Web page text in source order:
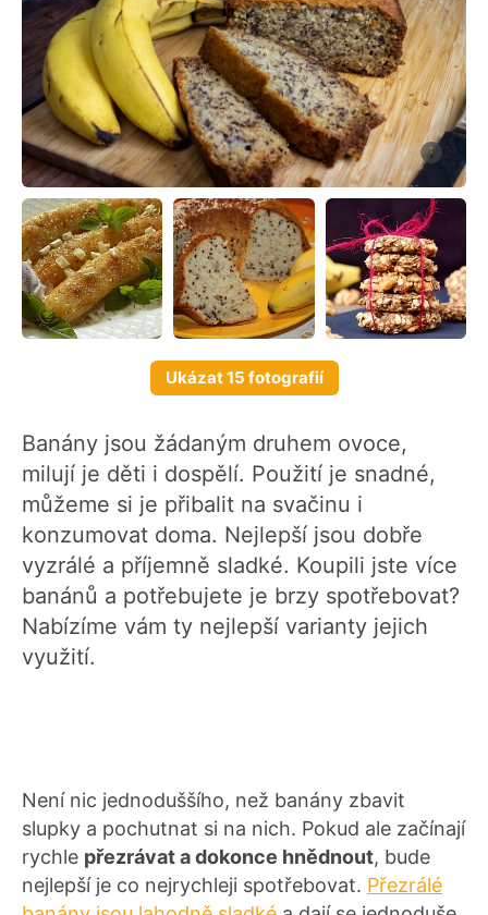
Ukázat 15 fotografií
Banány jsou žádaným druhem ovoce,
milují je děti i dospělí. Použití je snadné,
můžeme si je přibalit na svačinu i
konzumovat doma. Nejlepší jsou dobře
vyzrálé a příjemně sladké. Koupili jste více
banánů a potřebujete je brzy spotřebovat?
Nabízíme vám ty nejlepší varianty jejich
využití.
Není nic jednoduššího, než banány zbavit
slupky a pochutnat si na nich. Pokud ale začínají
rychle přezrávat a dokonce hnědnout, bude
nejlepší je co nejrychleji spotřebovat. Přezrálé